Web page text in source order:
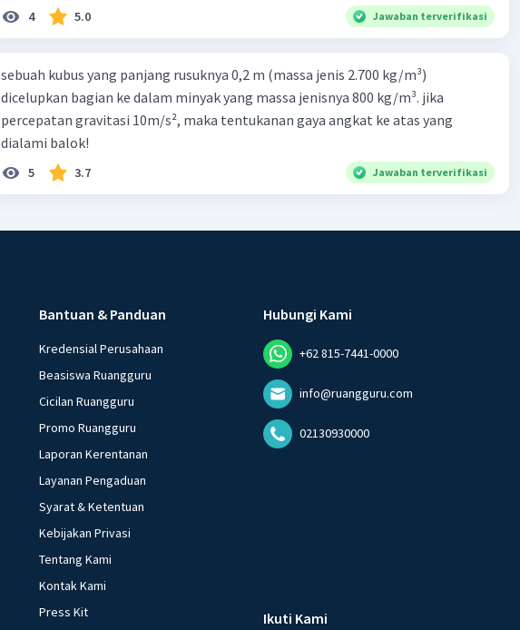
4 5.0 Jawaban terverifikasi
sebuah kubus yang panjang rusuknya 0,2 m (massa jenis 2.700 kg/m³)
dicelupkan bagian ke dalam minyak yang massa jenisnya 800 kg/m³. jika
percepatan gravitasi 10m/s², maka tentukanan gaya angkat ke atas yang
dialami balok!
5 3.7 Jawaban terverifikasi
Bantuan & Panduan
Kredensial Perusahaan
Beasiswa Ruangguru
Cicilan Ruangguru
Promo Ruangguru
Laporan Kerentanan
Layanan Pengaduan
Syarat & Ketentuan
Kebijakan Privasi
Tentang Kami
Kontak Kami
Press Kit
Hubungi Kami
+62 815-7441-0000
info@ruangguru.com
02130930000
Ikuti Kami